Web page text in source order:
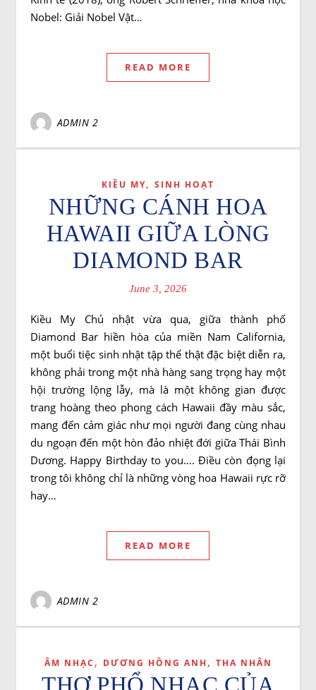
Nobel: Giải Nobel Vật…
READ MORE
ADMIN 2
KIỀU MY, SINH HOẠT
NHỮNG CÁNH HOA
HAWAII GIỮA LÒNG
DIAMOND BAR
June 3, 2026
Kiều My Chủ nhật vừa qua, giữa thành phố
Diamond Bar hiền hòa của miền Nam California,
một buổi tiệc sinh nhật tập thể thật đặc biệt diễn ra,
không phải trong một nhà hàng sang trọng hay một
hội trường lộng lẫy, mà là một không gian được
trang hoàng theo phong cách Hawaii đầy màu sắc,
mang đến cảm giác như mọi người đang cùng nhau
du ngoạn đến một hòn đảo nhiệt đới giữa Thái Bình
Dương. Happy Birthday to you…. Điều còn đọng lại
trong tôi không chỉ là những vòng hoa Hawaii rực rỡ
hay…
READ MORE
ADMIN 2
ÂM NHẠC , DƯƠNG HỒNG ANH , THA NHÂN